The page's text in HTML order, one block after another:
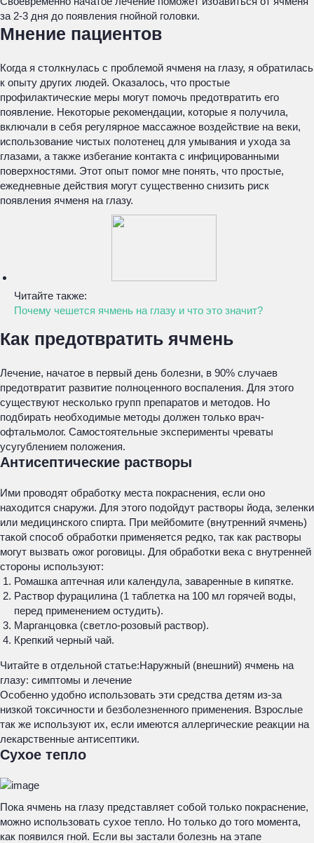
за 2-3 дня до появления гнойной головки.
Мнение пациентов
Когда я столкнулась с проблемой ячменя на глазу, я обратилась
к опыту других людей. Оказалось, что простые
профилактические меры могут помочь предотвратить его
появление. Некоторые рекомендации, которые я получила,
включали в себя регулярное массажное воздействие на веки,
использование чистых полотенец для умывания и ухода за
глазами, а также избегание контакта с инфицированными
поверхностями. Этот опыт помог мне понять, что простые,
ежедневные действия могут существенно снизить риск
появления ячменя на глазу.
Читайте также:
Почему чешется ячмень на глазу и что это значит?
Как предотвратить ячмень
Лечение, начатое в первый день болезни, в 90% случаев
предотвратит развитие полноценного воспаления. Для этого
существуют несколько групп препаратов и методов. Но
подбирать необходимые методы должен только врач-
офтальмолог. Самостоятельные эксперименты чреваты
усугублением положения.
Антисептические растворы
Ими проводят обработку места покраснения, если оно
находится снаружи. Для этого подойдут растворы йода, зеленки
или медицинского спирта. При мейбомите (внутренний ячмень)
такой способ обработки применяется редко, так как растворы
могут вызвать ожог роговицы. Для обработки века с внутренней
стороны используют:
Ромашка аптечная или календула, заваренные в кипятке.
Раствор фурацилина (1 таблетка на 100 мл горячей воды,
перед применением остудить).
Марганцовка (светло-розовый раствор).
Крепкий черный чай.
Читайте в отдельной статье:Наружный (внешний) ячмень на
глазу: симптомы и лечение
Особенно удобно использовать эти средства детям из-за
низкой токсичности и безболезненного применения. Взрослые
так же используют их, если имеются аллергические реакции на
лекарственные антисептики.
Сухое тепло
Пока ячмень на глазу представляет собой только покраснение,
можно использовать сухое тепло. Но только до того момента,
как появился гной. Если вы застали болезнь на этапе